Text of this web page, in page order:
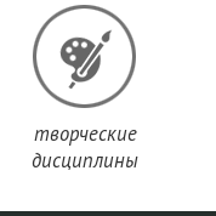
творческие
дисциплины